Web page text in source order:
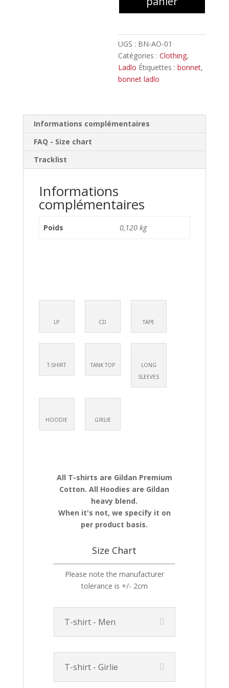
UGS : BN-AO-01
Catégories :Clothing,
Ladlo Étiquettes :bonnet,
bonnet ladlo
Informations complémentaires
FAQ - Size chart
Tracklist
Informations
complémentaires
Poids 0,120 kg
LP CD TAPE
T-SHIRT TANK TOP
LONG
SLEEVES
HOODIE GIRLIE
All T-shirts are Gildan Premium
Cotton. All Hoodies are Gildan
heavy blend.
When it's not, we specify it on
per product basis.
Size Chart
Please note the manufacturer
tolerance is +/- 2cm
T-shirt - Men
T-shirt - Girlie